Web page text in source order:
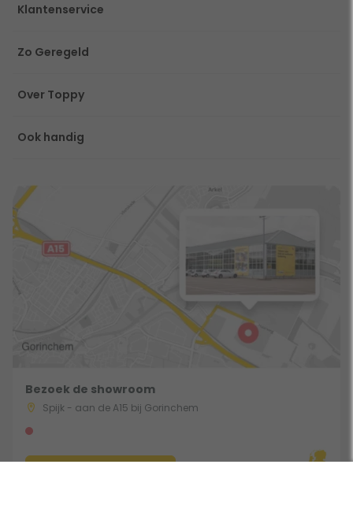
Klantenservice
Zo Geregeld
Over Toppy
Ook handig
Bezoek de showroom
Spijk - aan de A15 bij Gorinchem